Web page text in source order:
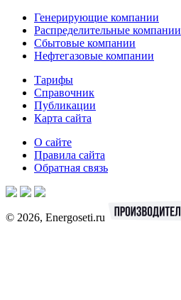
Генерирующие компании
Распределительные компании
Сбытовые компании
Нефтегазовые компании
Тарифы
Справочник
Публикации
Карта сайта
О сайте
Правила сайта
Обратная связь
© 2026, Energoseti.ru